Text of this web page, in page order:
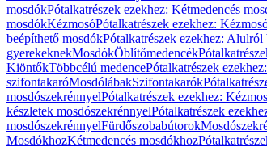
mosdókPótalkatrészek ezekhez: Kétmedencés
mosdókKézmosóPótalkatrészek ezekhez:
beépíthető mosdókPótalkatrészek ezekhez: Alulról
gyerekeknekMosdókÖblítőmedencék
KiöntőkTöbbcélú medencePótalkatrészek
szifontakaróMosdólábakSzifontakarók
mosdószekrénnyelPótalkatrészek ezekhez:
készletek mosdószekrénnyelPótalkatrészek
mosdószekrénnyelFürdőszobabútorok
MosdókhozKétmedencés mosdókhoz